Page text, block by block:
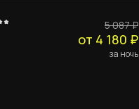
5 087 ₽
от 4 180 ₽
за ночь